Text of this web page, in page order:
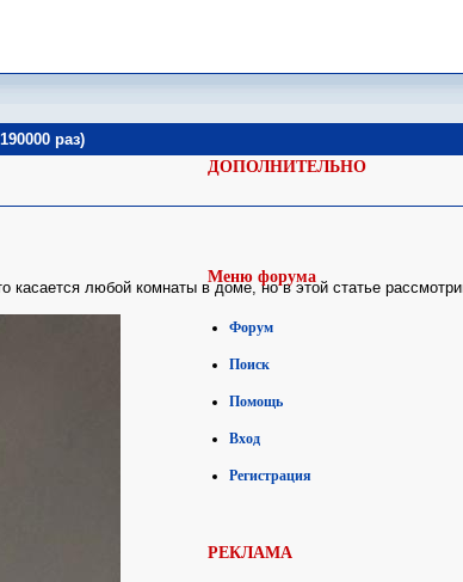
раз)
любой комнаты в доме, но в этой статье
ДОПОЛНИТЕЛЬНО
Меню форума
Форум
Поиск
Помощь
Вход
Регистрация
РЕКЛАМА